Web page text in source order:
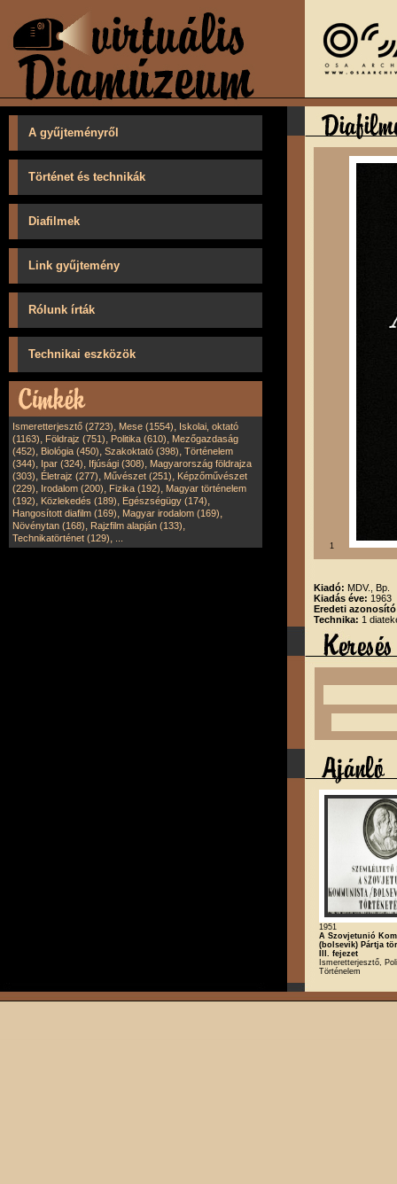
A gyűjteményről
Történet és technikák
Diafilmek
Link gyűjtemény
Rólunk írták
Technikai eszközök
Ismeretterjesztő (2723), Mese (1554), Iskolai, oktató
(1163), Földrajz (751), Politika (610), Mezőgazdaság
(452), Biológia (450), Szakoktató (398), Történelem
(344), Ipar (324), Ifjúsági (308), Magyarország földrajza
(303), Életrajz (277), Művészet (251), Képzőművészet
(229), Irodalom (200), Fizika (192), Magyar történelem
(192), Közlekedés (189), Egészségügy (174),
Hangosított diafilm (169), Magyar irodalom (169),
Növénytan (168), Rajzfilm alapján (133),
Technikatörténet (129),
1
Kiadó: MDV., Bp.
Kiadás éve: 1963
Eredeti
Technika: 1
1951
A Szovjetunió
(bolsevik) Pártja
III. fejezet
Ismeretterjesztő,
Történelem